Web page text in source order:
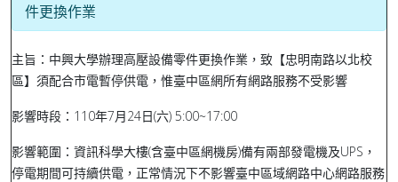
件更換作業
主旨：中興大學辦理高壓設備零件更換作業，致【忠明南路以北校
區】須配合市電暫停供電，惟臺中區網所有網路服務不受影響
影響時段：110年7月24日(六) 5:00~17:00
影響範圍：資訊科學大樓(含臺中區網機房)備有兩部發電機及UPS，
停電期間可持續供電，正常情況下不影響臺中區域網路中心網路服務